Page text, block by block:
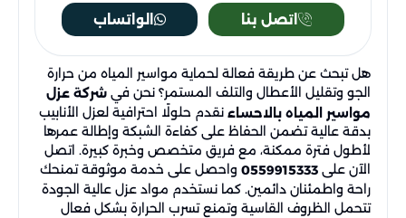
من الحرارة والتآكل ونقلل الفاقد الحراري مع
استخدام مواد عازلة عالية الجودة وفريق عمل
متخصص لضمان أداء طويل الأمد وحماية
فعالة للشبكة المنزلية أو الصناعية. اتصل
الآن للحصول على أفضل عروض العزل.
اتصل بنا الواتساب
هل تبحث عن طريقة فعالة لحماية مواسير المياه من حرارة
الجو وتقليل الأعطال والتلف المستمر؟ نحن في شركة عزل
مواسير المياه بالاحساء نقدم حلولًا احترافية لعزل الأنابيب
بدقة عالية تضمن الحفاظ على كفاءة الشبكة وإطالة عمرها
لأطول فترة ممكنة، مع فريق متخصص وخبرة كبيرة. اتصل
الآن على 0559915333 واحصل على خدمة موثوقة تمنحك
راحة واطمئنان دائمين. كما نستخدم مواد عزل عالية الجودة
تتحمل الظروف القاسية وتمنع تسرب الحرارة بشكل فعال